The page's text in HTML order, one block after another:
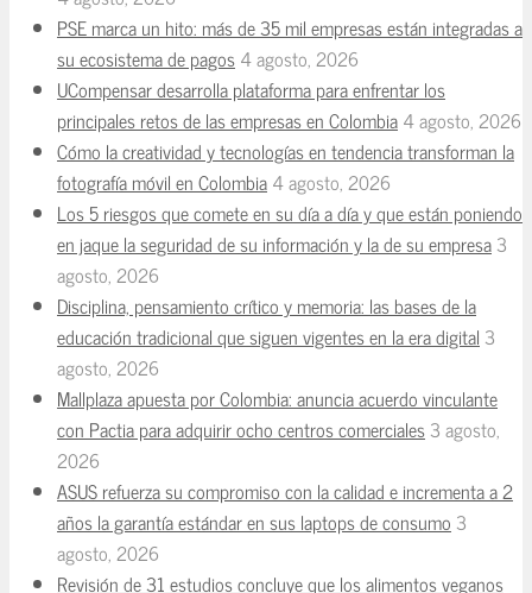
PSE marca un hito: más de 35 mil empresas están integradas a
su ecosistema de pagos4 agosto, 2026
UCompensar desarrolla plataforma para enfrentar los
principales retos de las empresas en Colombia4 agosto, 2026
Cómo la creatividad y tecnologías en tendencia transforman la
fotografía móvil en Colombia4 agosto, 2026
Los 5 riesgos que comete en su día a día y que están poniendo
en jaque la seguridad de su información y la de su empresa3
agosto, 2026
Disciplina, pensamiento crítico y memoria: las bases de la
educación tradicional que siguen vigentes en la era digital 3
agosto, 2026
Mallplaza apuesta por Colombia: anuncia acuerdo vinculante
con Pactia para adquirir ocho centros comerciales3 agosto,
2026
ASUS refuerza su compromiso con la calidad e incrementa a 2
años la garantía estándar en sus laptops de consumo 3
agosto, 2026
Revisión de 31 estudios concluye que los alimentos veganos